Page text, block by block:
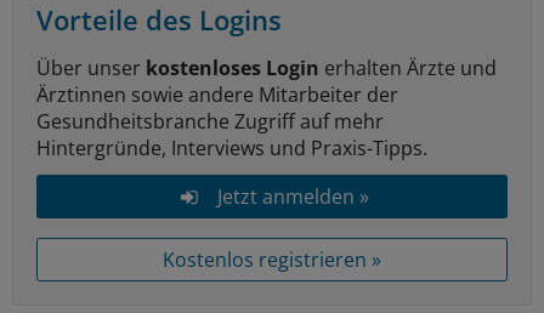
Vorteile des Logins
Über unser kostenloses Login erhalten Ärzte und
Ärztinnen sowie andere Mitarbeiter der
Gesundheitsbranche Zugriff auf mehr
Hintergründe, Interviews und Praxis-Tipps.
Jetzt anmelden »
Kostenlos registrieren »